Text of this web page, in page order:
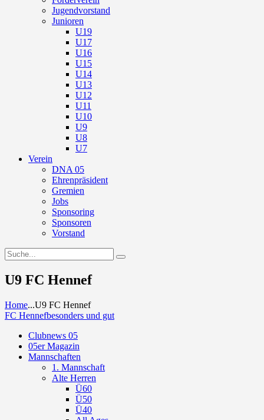
Jugendvorstand
Junioren
U19
U17
U16
U15
U14
U13
U12
U11
U10
U9
U8
U7
Verein
DNA 05
Ehrenpräsident
Gremien
Jobs
Sponsoring
Sponsoren
Vorstand
U9 FC Hennef
Home...U9 FC Hennef
FC Hennefbesonders und gut
Clubnews 05
05er Magazin
Mannschaften
1. Mannschaft
Alte Herren
Ü60
Ü50
Ü40